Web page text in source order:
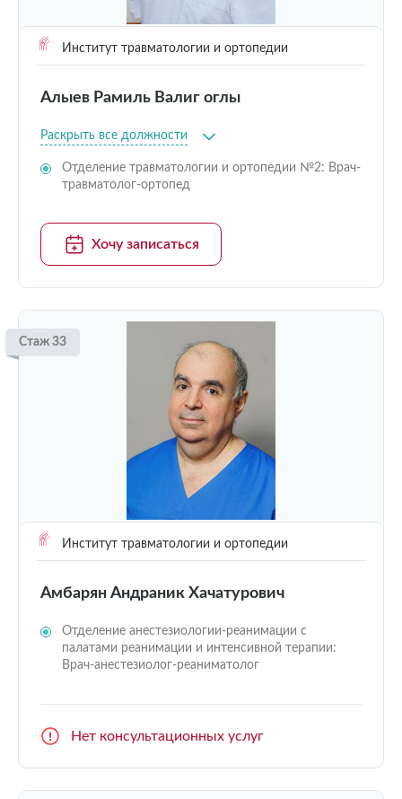
Институт травматологии и ортопедии
Алыев Рамиль Валиг оглы
Раскрыть все должности
Отделение травматологии и ортопедии №2: Врач-
травматолог-ортопед
Хочу записаться
Стаж 33
Институт травматологии и ортопедии
Амбарян Андраник Хачатурович
Отделение анестезиологии-реанимации с
палатами реанимации и интенсивной терапии:
Врач-анестезиолог-реаниматолог
Нет консультационных услуг